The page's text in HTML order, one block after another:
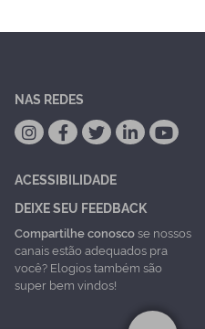
NAS REDES
ACESSIBILIDADE
DEIXE SEU FEEDBACK
Compartilhe conoscose nossos
canais estão adequados pra
você? Elogios também são
super bem vindos!